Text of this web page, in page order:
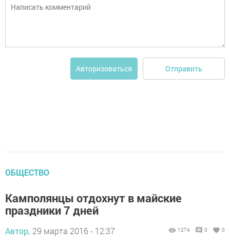
Авторизоваться Отправить
ОБЩЕСТВО
Камполянцы отдохнут в майские
праздники 7 дней
Автор, 29 марта 2016 - 12:37 1274 0 0